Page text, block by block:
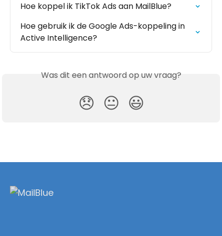
Hoe koppel ik TikTok Ads aan MailBlue?
Hoe gebruik ik de Google Ads-koppeling in
Active Intelligence?
Was dit een antwoord op uw vraag?
😞 😐 😃